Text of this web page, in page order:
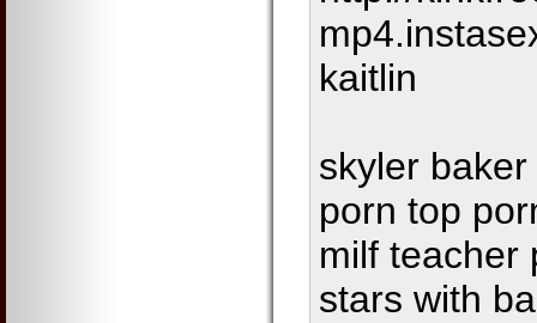
kaitlin
skyler
porn top
milf teacher
stars with